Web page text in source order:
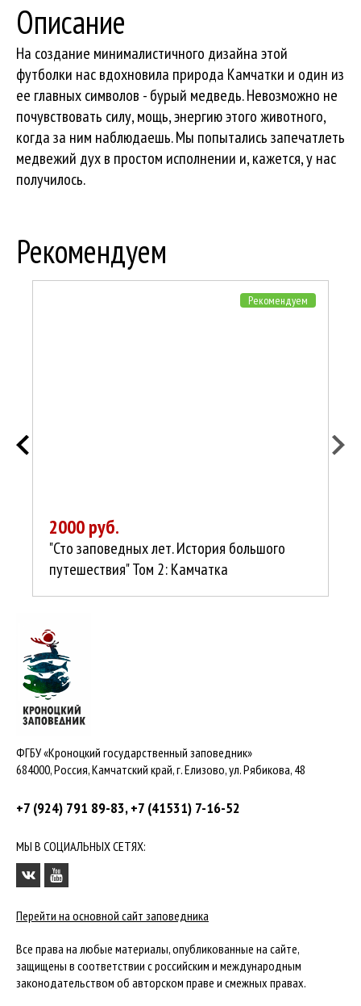
Описание
На создание минималистичного дизайна этой
футболки нас вдохновила природа Камчатки и один из
ее главных символов - бурый медведь. Невозможно не
почувствовать силу, мощь, энергию этого животного,
когда за ним наблюдаешь. Мы попытались запечатлеть
медвежий дух в простом исполнении и, кажется, у нас
получилось.
Рекомендуем
Рекомендуем
2000 руб.
"Сто заповедных лет. История большого
путешествия" Том 2: Камчатка
ФГБУ «Кроноцкий государственный заповедник»
684000, Россия, Камчатский край, г. Елизово, ул. Рябикова, 48
+7 (924) 791 89-83, +7 (41531) 7-16-52
МЫ В СОЦИАЛЬНЫХ СЕТЯХ:
Перейти на основной сайт заповедника
Все права на любые материалы, опубликованные на сайте,
защищены в соответствии с российским и международным
законодательством об авторском праве и смежных правах.